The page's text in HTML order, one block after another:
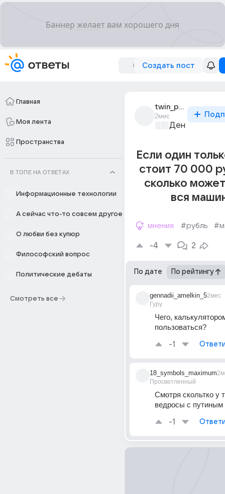
Создать пост
Главная
Моя лента
Пространства
В ТОПЕ НА ОТВЕТАХ
Информационные технологии
А сейчас что-то совсем другое
О любви без купюр
Философский вопрос
Политические дебаты
Смотреть все
twin_peaks_123
2мес
Деньги
Если один
стоит 70 000
сколько
вся
мнения #рубль
-4 2
По дате По рейтингу
gennadii_amelkin_5
Гуру
2мес
Чего,
пользоваться?
-1
18_symbols_maximum
Просветленный
Смотря скольтко у
ведросы с путиным
-1